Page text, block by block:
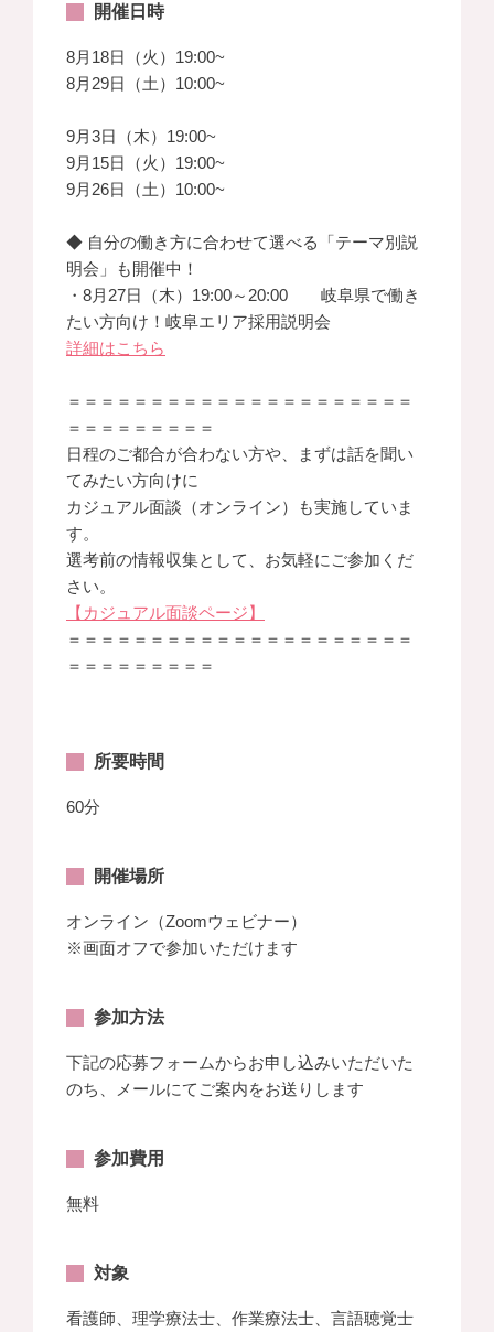
開催日時
8月18日（火）19:00~
8月29日（土）10:00~
9月3日（木）19:00~
9月15日（火）19:00~
9月26日（土）10:00~
◆ 自分の働き方に合わせて選べる「テーマ別説
明会」も開催中！
・8月27日（木）19:00～20:00 岐阜県で働き
たい方向け！岐阜エリア採用説明会
詳細はこちら
＝＝＝＝＝＝＝＝＝＝＝＝＝＝＝＝＝＝＝＝＝
＝＝＝＝＝＝＝＝＝
日程のご都合が合わない方や、まずは話を聞い
てみたい方向けに
カジュアル面談（オンライン）も実施していま
す。
選考前の情報収集として、お気軽にご参加くだ
さい。
【カジュアル面談ページ】
＝＝＝＝＝＝＝＝＝＝＝＝＝＝＝＝＝＝＝＝＝
＝＝＝＝＝＝＝＝＝
所要時間
60分
開催場所
オンライン（Zoomウェビナー）
※画面オフで参加いただけます
参加方法
下記の応募フォームからお申し込みいただいた
のち、メールにてご案内をお送りします
参加費用
無料
対象
看護師、理学療法士、作業療法士、言語聴覚士